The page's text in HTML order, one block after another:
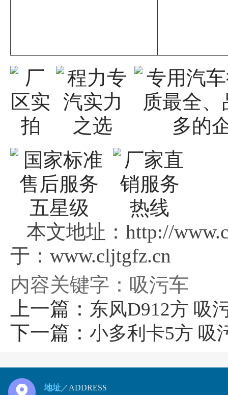
本文地址：http://
于：www.cljtgfz.cn
内容关键字：吸污车
上一篇： 东风D912方 吸
下一篇： 小多利卡5方 吸
地址 ／ADDRESS